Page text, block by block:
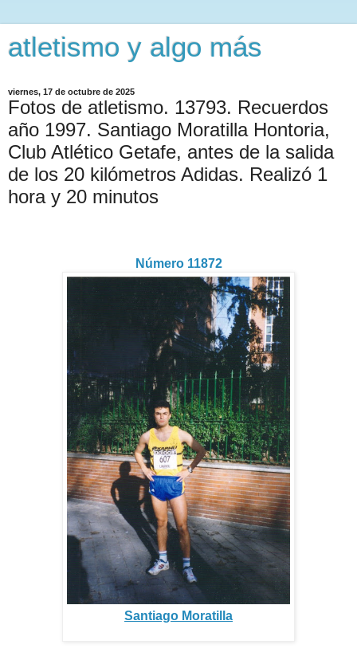
atletismo y algo más
viernes, 17 de octubre de 2025
Fotos de atletismo. 13793. Recuerdos
año 1997. Santiago Moratilla Hontoria,
Club Atlético Getafe, antes de la salida
de los 20 kilómetros Adidas. Realizó 1
hora y 20 minutos
Número 11872
Santiago Moratilla